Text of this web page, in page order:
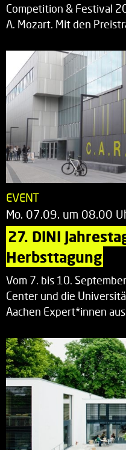
Competition & Festival
A. Mozart. Mit den
EVENT
Mo. 07.09. um 08.00
27. DINI
Herbsttagung
Vom 7. bis 10.
Center und die
Aachen Expert*innen